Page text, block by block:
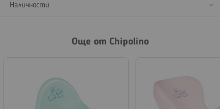
Наличности
Още от Chipolino